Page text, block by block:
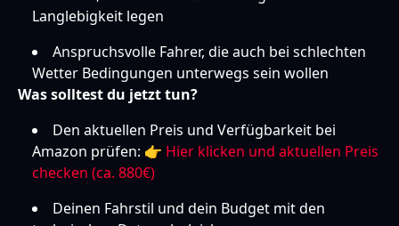
Langlebigkeit legen
Anspruchsvolle Fahrer, die auch bei schlechten
Wetter Bedingungen unterwegs sein wollen
Was solltest du jetzt tun?
Den aktuellen Preis und Verfügbarkeit bei
Amazon prüfen: 👉 Hier klicken und aktuellen Preis
checken (ca. 880€)
Deinen Fahrstil und dein Budget mit den